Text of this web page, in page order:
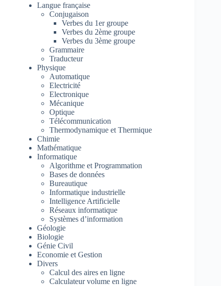
Langue française
Conjugaison
Verbes du 1er groupe
Verbes du 2ème groupe
Verbes du 3ème groupe
Grammaire
Traducteur
Physique
Automatique
Electricité
Electronique
Mécanique
Optique
Télécommunication
Thermodynamique et Thermique
Chimie
Mathématique
Informatique
Algorithme et Programmation
Bases de données
Bureautique
Informatique industrielle
Intelligence Artificielle
Réseaux informatique
Systèmes d’information
Géologie
Biologie
Génie Civil
Economie et Gestion
Divers
Calcul des aires en ligne
Calculateur volume en ligne